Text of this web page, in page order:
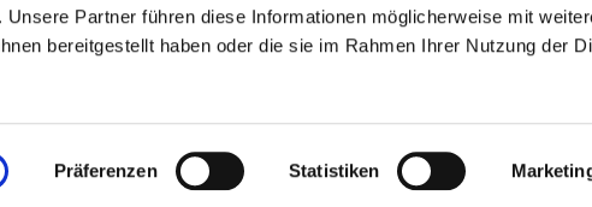
Unsere Partner führen diese Informationen möglicherweise mit
bereitgestellt haben oder die sie im Rahmen Ihrer Nutzung der
Präferenzen Statistiken
Impressum Datenschutzerklärung ChurchDesk-